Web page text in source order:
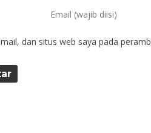
dan situs web saya pada